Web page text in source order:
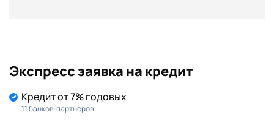
Экспресс заявка на кредит
Кредит от 7% годовых
11 банков-партнеров